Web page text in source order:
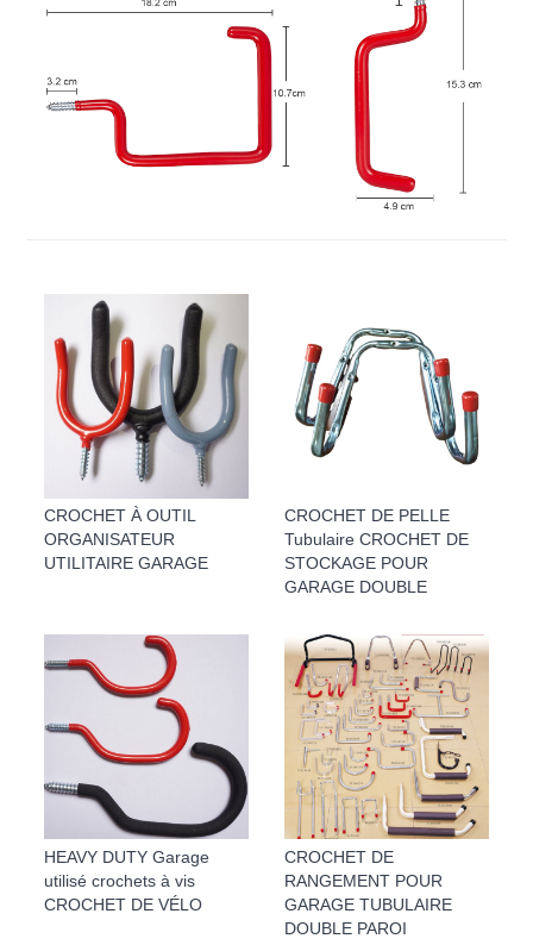
CROCHET À OUTIL
ORGANISATEUR
UTILITAIRE GARAGE
CROCHET DE PELLE
Tubulaire CROCHET DE
STOCKAGE POUR
GARAGE DOUBLE
HEAVY DUTY Garage
utilisé crochets à vis
CROCHET DE VÉLO
CROCHET DE
RANGEMENT POUR
GARAGE TUBULAIRE
DOUBLE PAROI